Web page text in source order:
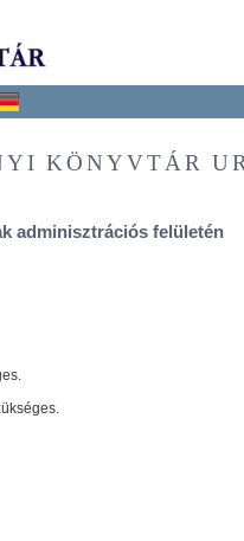
KÖNYVTÁR
adminisztrációs felületén